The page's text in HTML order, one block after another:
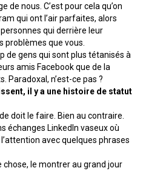
de nous. C’est pour cela qu’on
qui ont l’air parfaites, alors
qui derrière leur
problèmes que vous.
de gens qui sont plus tétanisés à
amis Facebook que de la
Paradoxal, n’est-ce pas ?
il y a une histoire de statut
doit le faire. Bien au contraire.
échanges LinkedIn vaseux où
avec quelques phrases
chose, le montrer au grand jour